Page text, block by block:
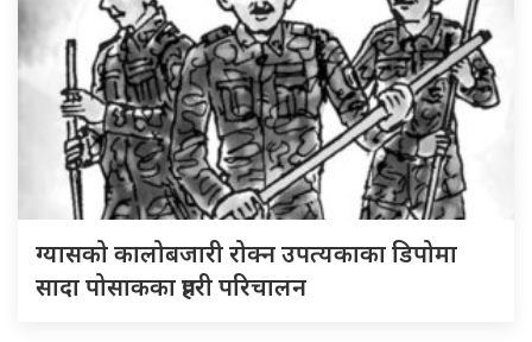
ग्यासको कालोबजारी रोक्न उपत्यकाका डिपोमा
सादा पोसाकका प्रहरी परिचालन